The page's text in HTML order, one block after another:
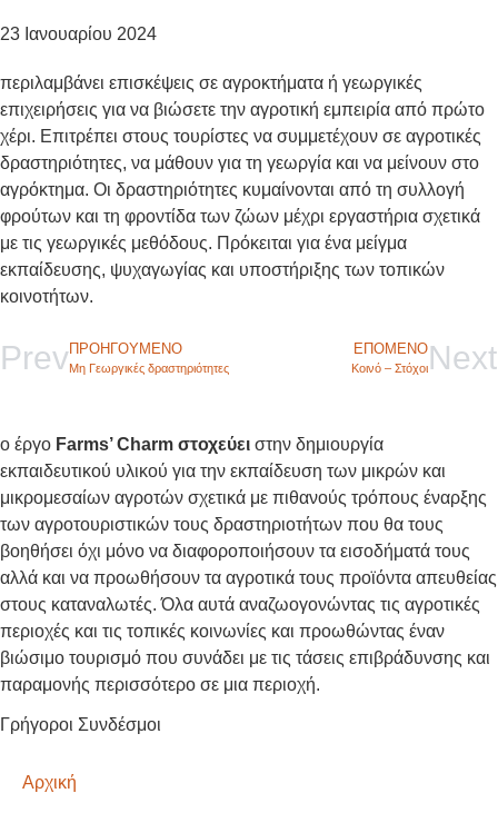
23 Ιανουαρίου 2024
περιλαμβάνει επισκέψεις σε αγροκτήματα ή γεωργικές
επιχειρήσεις για να βιώσετε την αγροτική εμπειρία από πρώτο
χέρι. Επιτρέπει στους τουρίστες να συμμετέχουν σε αγροτικές
δραστηριότητες, να μάθουν για τη γεωργία και να μείνουν στο
αγρόκτημα. Οι δραστηριότητες κυμαίνονται από τη συλλογή
φρούτων και τη φροντίδα των ζώων μέχρι εργαστήρια σχετικά
με τις γεωργικές μεθόδους. Πρόκειται για ένα μείγμα
εκπαίδευσης, ψυχαγωγίας και υποστήριξης των τοπικών
κοινοτήτων.
PrevΠΡΟΗΓΟΎΜΕΝΟ
Μη Γεωργικές δραστηριότητες
ΕΠΌΜΕΝΟ
Κοινό – Στόχοι Next
ο έργο Farms’ Charm στοχεύει στην δημιουργία
εκπαιδευτικού υλικού για την εκπαίδευση των μικρών και
μικρομεσαίων αγροτών σχετικά με πιθανούς τρόπους έναρξης
των αγροτουριστικών τους δραστηριοτήτων που θα τους
βοηθήσει όχι μόνο να διαφοροποιήσουν τα εισοδήματά τους
αλλά και να προωθήσουν τα αγροτικά τους προϊόντα απευθείας
στους καταναλωτές. Όλα αυτά αναζωογονώντας τις αγροτικές
περιοχές και τις τοπικές κοινωνίες και προωθώντας έναν
βιώσιμο τουρισμό που συνάδει με τις τάσεις επιβράδυνσης και
παραμονής περισσότερο σε μια περιοχή.
Γρήγοροι Συνδέσμοι
Αρχική